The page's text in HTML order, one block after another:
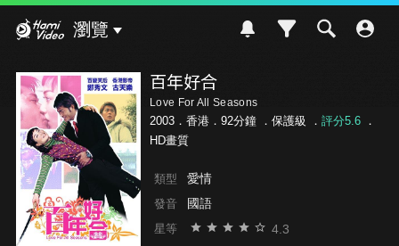
瀏覽
百年好合
Love For All Seasons
2003．香港．92分鐘 ． 保護級 ． 評分5.6．
HD畫質
類型 愛情
發音 國語
星等 4.3